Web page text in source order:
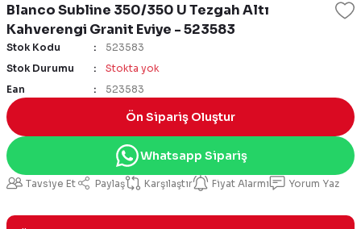
Blanco Subline 350/350 U Tezgah Altı
Kahverengi Granit Eviye - 523583
Stok Kodu
523583
Stok Durumu
Stokta yok
Ean
523583
Ön Sipariş Oluştur
Whatsapp Sipariş
Tavsiye Et Paylaş Karşılaştır Fiyat Alarmı Yorum Yaz